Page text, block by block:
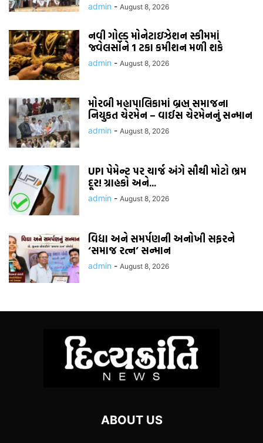
admin - August 8, 2026
નવી ગોલ્ડ મોનેટાઇઝેશન સ્કીમમાં
જ્વેલર્સોને 1 ટકા કમીશન મળી શકે
admin - August 8, 2026
મોરબી મહાપાલિકામાં બ્રહ્મ સમાજના
નિયુકત ચેરમેન – વાઈસ ચેરમેનનું સન્માન
admin - August 8, 2026
UPI પેમેન્ટ પર ચાર્જ અંગે સૌથી મોટો ભ્રમ
દૂર! ગ્રાહકો અને...
admin - August 8, 2026
વિદ્યા અને સમર્પણની અનોખી સફરને
‘સમાજ રત્ન’ સન્માન
admin - August 8, 2026
ABOUT US